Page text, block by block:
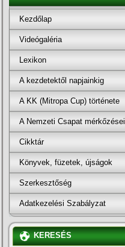
Kezdőlap
Videógaléria
Lexikon
A kezdetektől napjainkig
A KK (Mitropa Cup) története
A Nemzeti Csapat mérkőzései
Cikktár
Könyvek, füzetek, újságok
Szerkesztőség
Adatkezelési Szabályzat
KERESÉS